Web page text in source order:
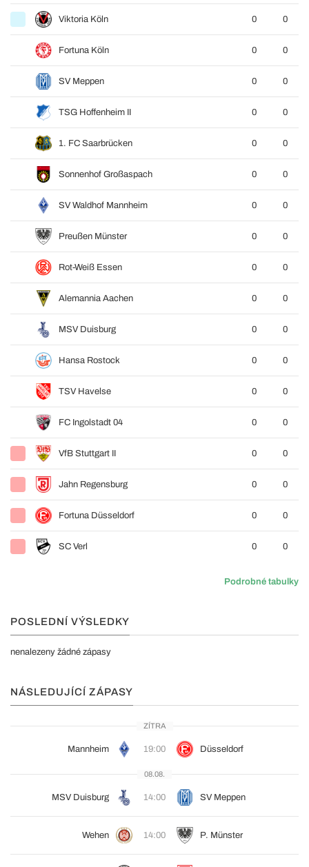
Viktoria Köln 0 0
Fortuna Köln 0 0
SV Meppen 0 0
TSG Hoffenheim II 0 0
1. FC Saarbrücken 0 0
Sonnenhof Großaspach 0 0
SV Waldhof Mannheim 0 0
Preußen Münster 0 0
Rot-Weiß Essen 0 0
Alemannia Aachen 0 0
MSV Duisburg 0 0
Hansa Rostock 0 0
TSV Havelse 0 0
FC Ingolstadt 04 0 0
VfB Stuttgart II 0 0
Jahn Regensburg 0 0
Fortuna Düsseldorf 0 0
SC Verl 0 0
Podrobné tabulky
POSLEDNÍ VÝSLEDKY
nenalezeny žádné zápasy
NÁSLEDUJÍCÍ ZÁPASY
ZÍTRA
Mannheim 19:00 Düsseldorf
08.08.
MSV Duisburg 14:00 SV Meppen
Wehen 14:00 P. Münster